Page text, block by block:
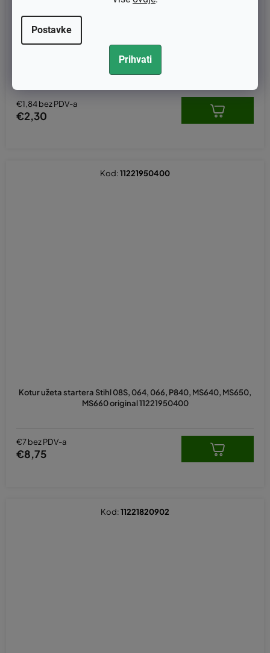
Postavke
Prihvati
Ručica startera za motorne pile Stihl
€1,84 bez PDV-a
€2,30
Kotur užeta startera Stihl 08S, 064, 066, P840, MS640, MS650,
MS660 original 11221950400
€7 bez PDV-a
€8,75
Kod:11221950400
Kod:11221820902